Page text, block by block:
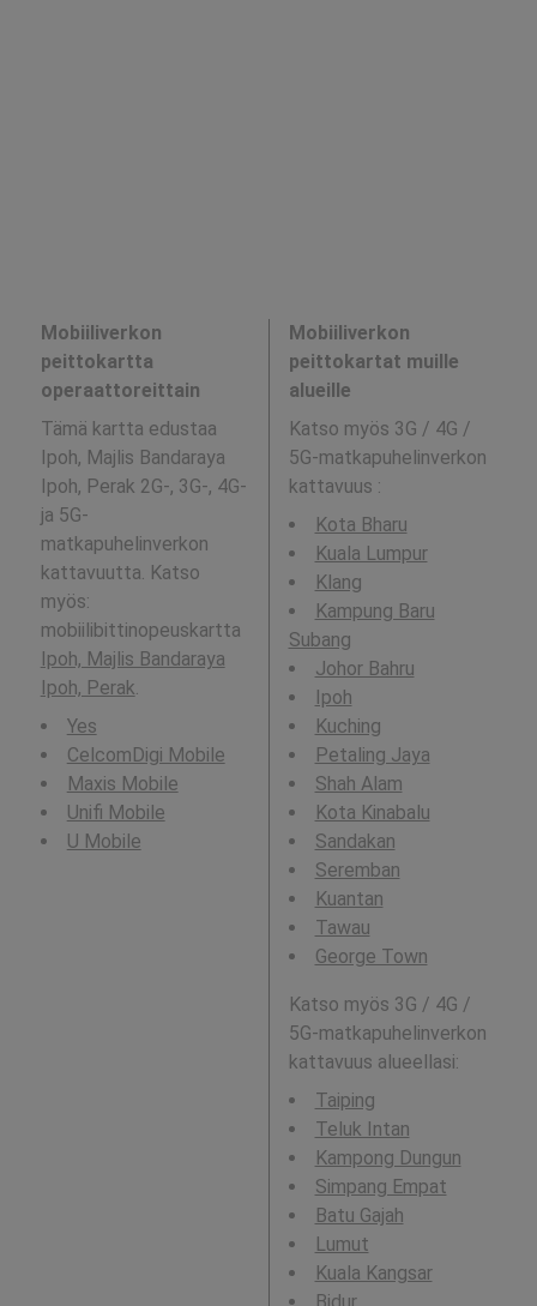
Mobiiliverkon
peittokartta
operaattoreittain
Tämä kartta edustaa
Ipoh, Majlis Bandaraya
Ipoh, Perak 2G-, 3G-, 4G-
ja 5G-
matkapuhelinverkon
kattavuutta. Katso
myös:
mobiilibittinopeuskartta
Ipoh, Majlis Bandaraya
Ipoh, Perak.
Yes
CelcomDigi Mobile
Maxis Mobile
Unifi Mobile
U Mobile
Mobiiliverkon
peittokartat muille
alueille
Katso myös 3G / 4G /
5G-matkapuhelinverkon
kattavuus :
Kota Bharu
Kuala Lumpur
Klang
Kampung Baru
Subang
Johor Bahru
Ipoh
Kuching
Petaling Jaya
Shah Alam
Kota Kinabalu
Sandakan
Seremban
Kuantan
Tawau
George Town
Katso myös 3G / 4G /
5G-matkapuhelinverkon
kattavuus alueellasi:
Taiping
Teluk Intan
Kampong Dungun
Simpang Empat
Batu Gajah
Lumut
Kuala Kangsar